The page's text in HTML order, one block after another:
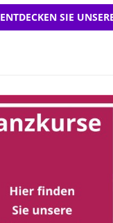
ENTDECKEN SIE